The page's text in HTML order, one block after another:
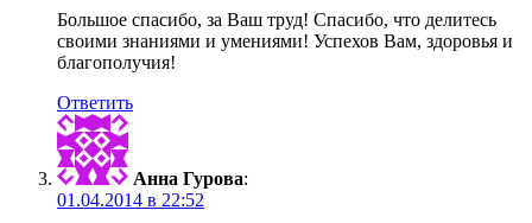
Большое спасибо, за Ваш труд! Спасибо, что делитесь
своими знаниями и умениями! Успехов Вам, здоровья и
благополучия!
Ответить
Анна Гурова:
01.04.2014 в 22:52